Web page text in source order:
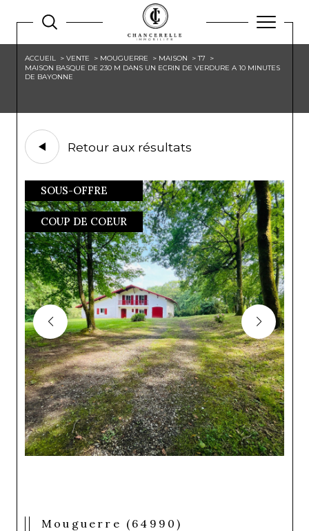
ACCUEIL VENTE MOUGUERRE MAISON
T7
MAISON BASQUE DE 230 M DANS UN ECRIN DE VERDURE A 10 MINUTES
DE BAYONNE
Retour aux résultats
SOUS-OFFRE
COUP DE COEUR
Mouguerre (64990)